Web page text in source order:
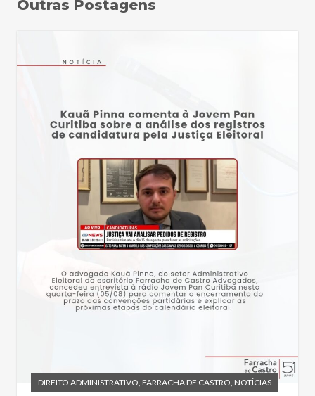
Outras Postagens
DIREITO ADMINISTRATIVO, FARRACHA DE CASTRO, NOTÍCIAS